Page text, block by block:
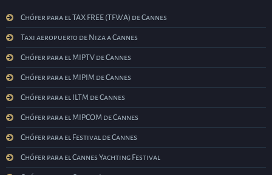
Chófer para el TAX FREE (TFWA) de Cannes
Taxi aeropuerto de Niza a Cannes
Chófer para el MIPTV de Cannes
Chófer para el MIPIM de Cannes
Chófer para el ILTM de Cannes
Chófer para el MIPCOM de Cannes
Chófer para el Festival de Cannes
Chófer para el Cannes Yachting Festival